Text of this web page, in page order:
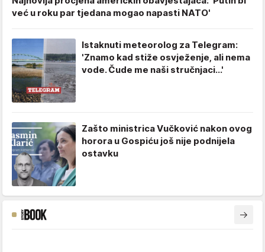
već u roku par tjedana mogao napasti NATO'
Istaknuti meteorolog za Telegram:
'Znamo kad stiže osvježenje, ali nema
vode. Čude me naši stručnjaci...'
Zašto ministrica Vučković nakon ovog
horora u Gospiću još nije podnijela
ostavku